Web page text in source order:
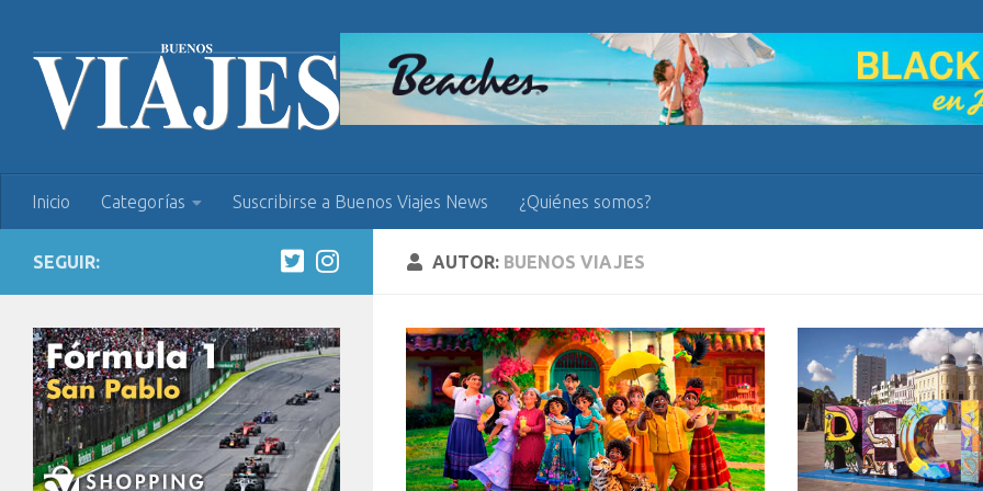
Inicio Categorías Suscribirse a Buenos Viajes News ¿Quiénes somos?
AUTOR: BUENOS VIAJES
SEGUIR: